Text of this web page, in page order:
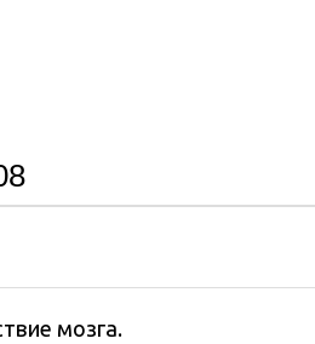
мозга.